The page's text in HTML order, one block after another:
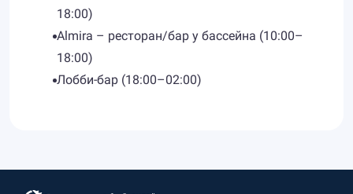
18:00)
Almira – ресторан/бар у бассейна (10:00–
18:00)
Лобби-бар (18:00–02:00)